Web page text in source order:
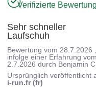
Verifizierte
Sehr schneller
Laufschuh
Bewertung vom 28.7.2026
infolge einer Erfahrung
2.7.2026 durch Benjamin
Ursprünglich veröffentlicht
i-run.fr (fr)